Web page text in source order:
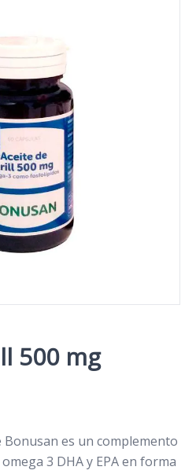
500 mg
Bonusan es un complemento
3 DHA y EPA en forma